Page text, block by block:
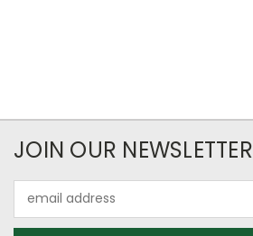
JOIN OUR NEWSLETTER
Address